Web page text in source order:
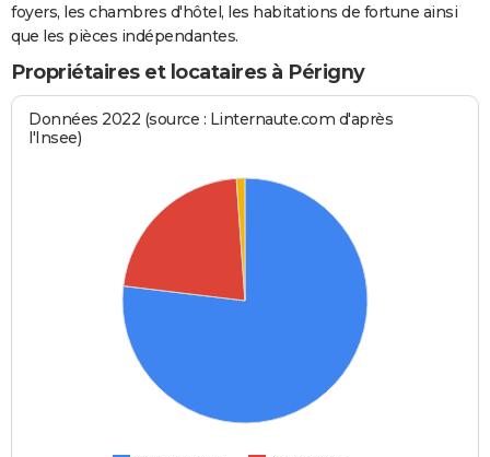
foyers, les chambres d'hôtel, les habitations de fortune ainsi
que les pièces indépendantes.
Propriétaires et locataires à Périgny
Données 2022 (source : Linternaute.com d'après
l'Insee)